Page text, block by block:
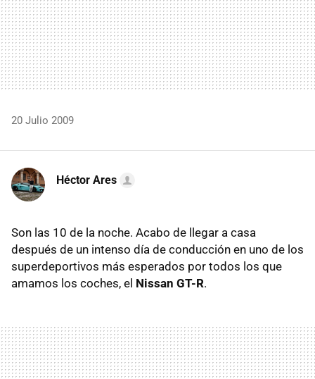
20 Julio 2009
Héctor Ares
Son las 10 de la noche. Acabo de llegar a casa
después de un intenso día de conducción en uno de los
superdeportivos más esperados por todos los que
amamos los coches, el Nissan GT-R.